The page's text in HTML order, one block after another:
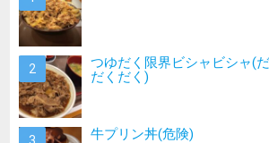
つゆだく限界ビシャビシャ(
だくだく)
牛プリン丼(危険)